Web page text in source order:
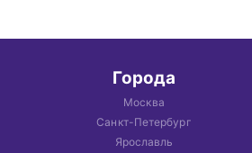
Города
Москва
Санкт-Петербург
Ярославль